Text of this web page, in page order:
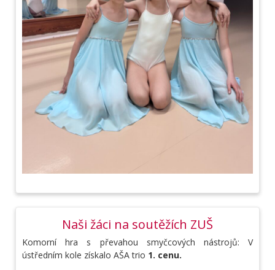
Naši žáci na soutěžích ZUŠ
Komorní hra s převahou smyčcových nástrojů: V
ústředním kole získalo AŠA trio 1. cenu.